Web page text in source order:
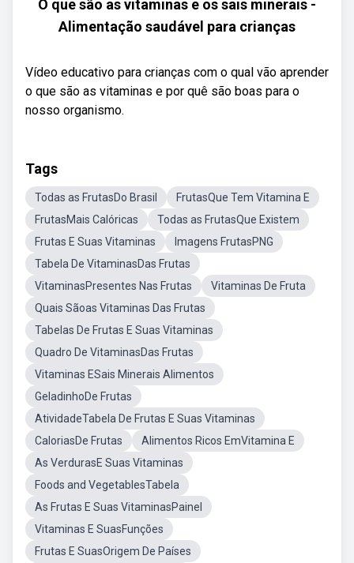
O que são as vitaminas e os sais minerais -
Alimentação saudável para crianças
Vídeo educativo para crianças com o qual vão aprender
o que são as vitaminas e por quê são boas para o
nosso organismo.
Tags
Todas as FrutasDo Brasil
FrutasQue Tem Vitamina E
FrutasMais Calóricas
Todas as FrutasQue Existem
Frutas E Suas Vitaminas
Imagens FrutasPNG
Tabela De VitaminasDas Frutas
VitaminasPresentes Nas Frutas
Vitaminas De Fruta
Quais Sãoas Vitaminas Das Frutas
Tabelas De Frutas E Suas Vitaminas
Quadro De VitaminasDas Frutas
Vitaminas ESais Minerais Alimentos
GeladinhoDe Frutas
AtividadeTabela De Frutas E Suas Vitaminas
CaloriasDe Frutas
Alimentos Ricos EmVitamina E
As VerdurasE Suas Vitaminas
Foods and VegetablesTabela
As Frutas E Suas VitaminasPainel
Vitaminas E SuasFunções
Frutas E SuasOrigem De Países